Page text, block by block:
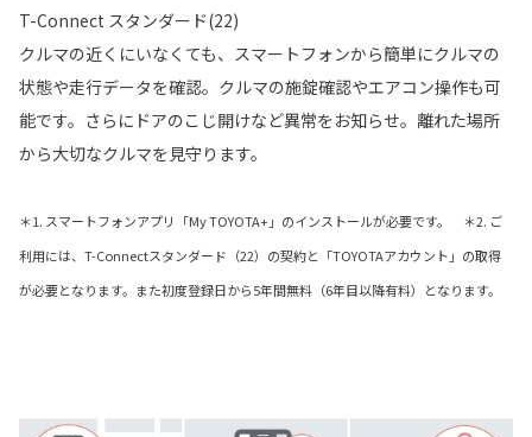
T-Connect スタンダード(22)
クルマの近くにいなくても、スマートフォンから簡単にクルマの
状態や走行データを確認。クルマの施錠確認やエアコン操作も可
能です。さらにドアのこじ開けなど異常をお知らせ。離れた場所
から大切なクルマを見守ります。
＊1. スマートフォンアプリ「My TOYOTA+」のインストールが必要です。 ＊2. ご
利用には、T-Connectスタンダード（22）の契約と「TOYOTAアカウント」の取得
が必要となります。また初度登録日から5年間無料（6年目以降有料）となります。